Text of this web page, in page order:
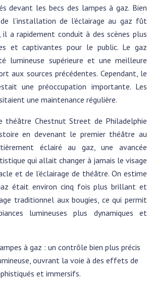
devant les becs des lampes à gaz. Bien
l’installation de l’éclairage au gaz fût
a rapidement conduit à des scènes plus
et captivantes pour le public. Le gaz
lumineuse supérieure et une meilleure
aux sources précédentes. Cependant, le
une préoccupation importante. Les
une maintenance régulière.
théâtre Chestnut Street de Philadelphie
en devenant le premier théâtre au
éclairé au gaz, une avancée
qui allait changer à jamais le visage
et de l’éclairage de théâtre. On estime
était environ cinq fois plus brillant et
traditionnel aux bougies, ce qui permit
lumineuses plus dynamiques et
à gaz : un contrôle bien plus précis
ouvrant la voie à des effets de
et immersifs.